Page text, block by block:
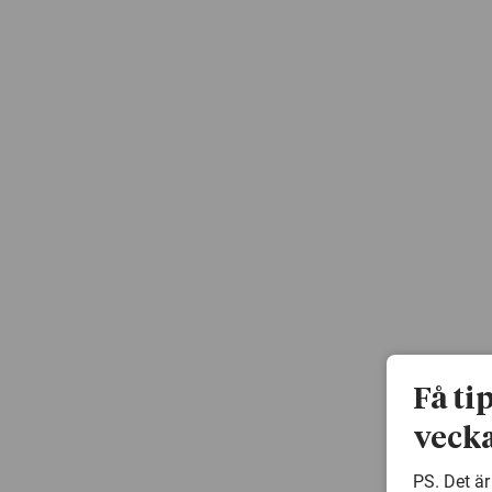
Få
PS. Det